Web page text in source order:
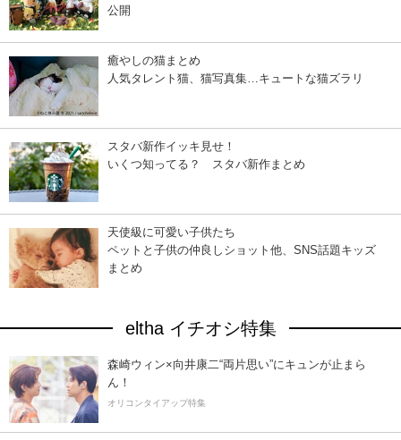
公開
癒やしの猫まとめ
人気タレント猫、猫写真集…キュートな猫ズラリ
スタバ新作イッキ見せ！
いくつ知ってる？ スタバ新作まとめ
天使級に可愛い子供たち
ペットと子供の仲良しショット他、SNS話題キッズ
まとめ
eltha イチオシ特集
森崎ウィン×向井康二“両片思い”にキュンが止まら
ん！
オリコンタイアップ特集